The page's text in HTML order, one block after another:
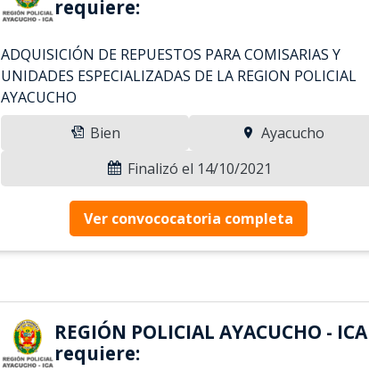
requiere:
ADQUISICIÓN DE REPUESTOS PARA COMISARIAS Y
UNIDADES ESPECIALIZADAS DE LA REGION POLICIAL
AYACUCHO
Bien
Ayacucho
Finalizó el 14/10/2021
Ver convococatoria completa
REGIÓN POLICIAL AYACUCHO - ICA
requiere: